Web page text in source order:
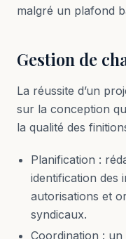
malgré un plafond
Gestion de
La réussite d’un
sur la conception
la qualité des
Planification :
identification des
autorisations et
syndicaux.
Coordination :